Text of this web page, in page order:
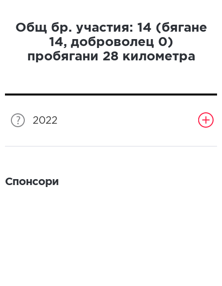
Общ бр. участия: 14 (бягане
14, доброволец 0)
пробягани 28километра
2022
Спонсори